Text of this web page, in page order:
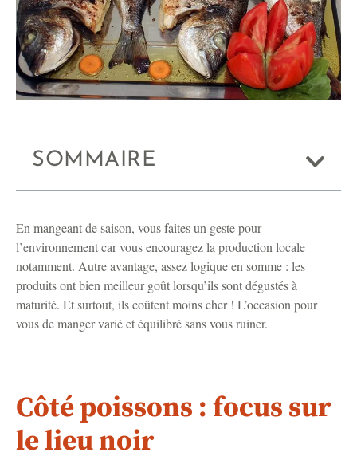
SOMMAIRE
En mangeant de saison, vous faites un geste pour
l’environnement car vous encouragez la production locale
notamment. Autre avantage, assez logique en somme : les
produits ont bien meilleur goût lorsqu’ils sont dégustés à
maturité. Et surtout, ils coûtent moins cher ! L’occasion pour
vous de manger varié et équilibré sans vous ruiner.
Côté poissons : focus sur
le lieu noir